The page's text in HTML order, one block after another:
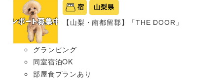
宿 山梨県
【山梨・南都留郡】「THE DOOR」
グランピング
同室宿泊OK
部屋食プランあり